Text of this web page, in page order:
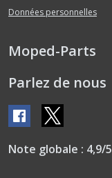
Données personnelles
Moped-Parts
Parlez de nous
Note globale : 4,9/5